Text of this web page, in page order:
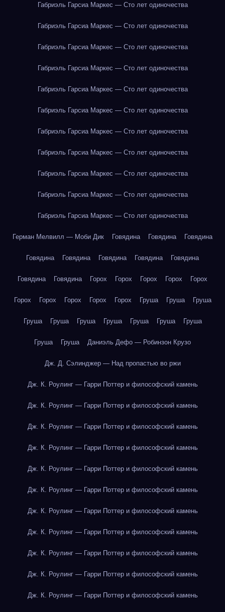
Габриэль Гарсиа Маркес — Сто лет одиночества
Габриэль Гарсиа Маркес — Сто лет одиночества
Габриэль Гарсиа Маркес — Сто лет одиночества
Габриэль Гарсиа Маркес — Сто лет одиночества
Габриэль Гарсиа Маркес — Сто лет одиночества
Габриэль Гарсиа Маркес — Сто лет одиночества
Габриэль Гарсиа Маркес — Сто лет одиночества
Габриэль Гарсиа Маркес — Сто лет одиночества
Габриэль Гарсиа Маркес — Сто лет одиночества
Габриэль Гарсиа Маркес — Сто лет одиночества
Габриэль Гарсиа Маркес — Сто лет одиночества
Герман Мелвилл — Моби Дик Говядина Говядина Говядина
Говядина Говядина Говядина Говядина Говядина
Говядина Говядина Горох Горох Горох Горох Горох
Горох Горох Горох Горох Горох Груша Груша Груша
Груша Груша Груша Груша Груша Груша Груша
Груша Груша Даниэль Дефо — Робинзон Крузо
Дж. Д. Сэлинджер — Над пропастью во ржи
Дж. К. Роулинг — Гарри Поттер и философский камень
Дж. К. Роулинг — Гарри Поттер и философский камень
Дж. К. Роулинг — Гарри Поттер и философский камень
Дж. К. Роулинг — Гарри Поттер и философский камень
Дж. К. Роулинг — Гарри Поттер и философский камень
Дж. К. Роулинг — Гарри Поттер и философский камень
Дж. К. Роулинг — Гарри Поттер и философский камень
Дж. К. Роулинг — Гарри Поттер и философский камень
Дж. К. Роулинг — Гарри Поттер и философский камень
Дж. К. Роулинг — Гарри Поттер и философский камень
Дж. К. Роулинг — Гарри Поттер и философский камень